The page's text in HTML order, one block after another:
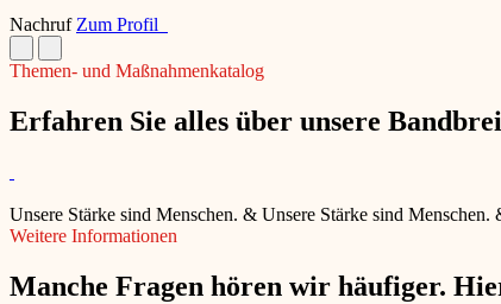
Nachruf Zum Profil
Themen- und Maßnahmenkatalog
Erfahren Sie alles über unsere
Unsere Stärke sind Menschen. & Unsere Stärke sind Menschen.
Weitere Informationen
Manche Fragen hören wir häufiger.